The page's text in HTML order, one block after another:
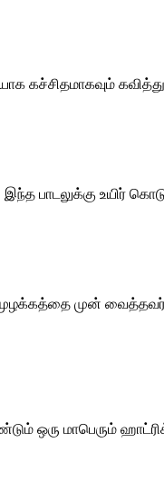
கச்சிதமாகவும்
பாடலுக்கு உயிர்
முன்
ஒரு மாபெரும்